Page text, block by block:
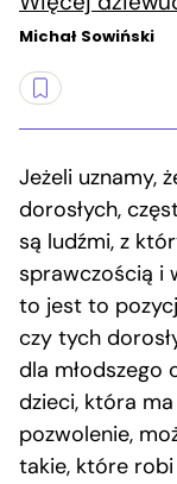
Michał Sowiński
Jeżeli uznamy,
dorosłych,
są ludźmi, z
sprawczością i
to jest to
czy tych
dla młodszego
dzieci, która
pozwolenie,
takie, które